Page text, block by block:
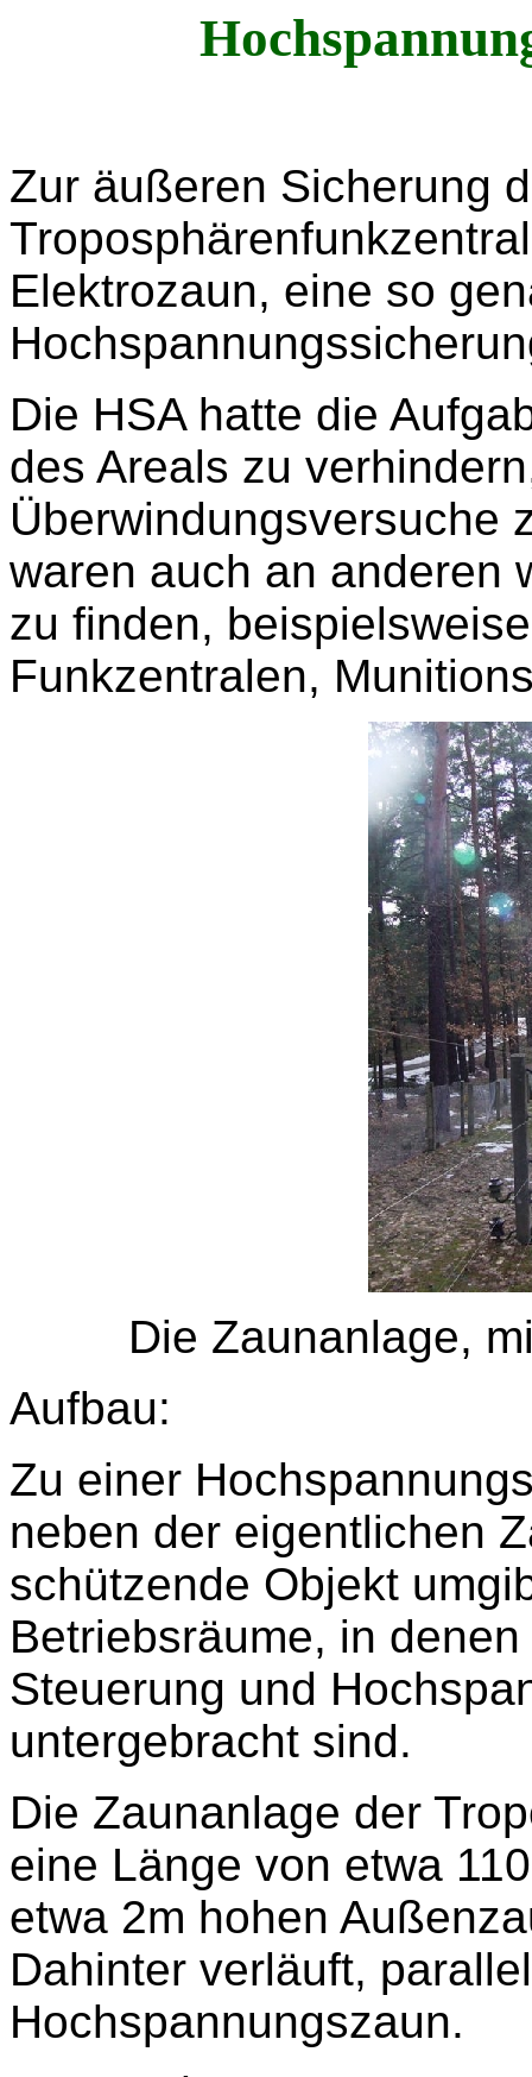
Zur äußeren Sicherung
Elektrozaun, eine so
Die HSA hatte die
des Areals zu
Überwindungsversuche
waren auch an anderen
zu finden,
Funkzentralen,
Die Zaunanlage,
Aufbau:
Zu einer
neben der eigentlichen
schützende Objekt
Betriebsräume, in
Steuerung und
untergebracht sind.
Die Zaunanlage der
eine Länge von etwa
etwa 2m hohen
Dahinter verläuft,
Hochspannungszaun.